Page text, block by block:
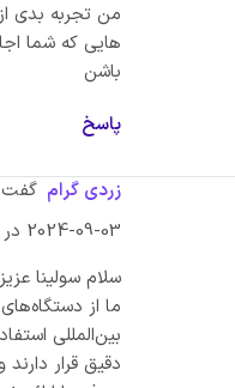
من تجربه بدی
هایی که شما
باشن
پاسخ
زردی گرام گفت:
2024-09-03 در 10:44
سلام سولینا عزیز
ما از
بین‌المللی
دقیق قرار